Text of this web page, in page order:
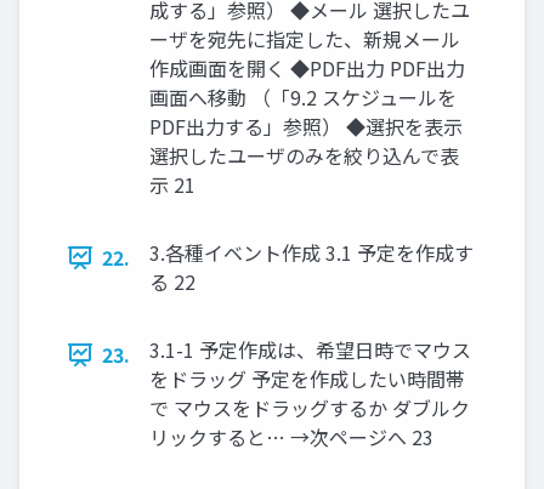
成する」参照） ◆メール 選択したユ
ーザを宛先に指定した、新規メール
作成画面を開く ◆PDF出力 PDF出力
画面へ移動 （「9.2 スケジュールを
PDF出力する」参照） ◆選択を表示
選択したユーザのみを絞り込んで表
示 21
22.
3.各種イベント作成 3.1 予定を作成す
る 22
23.
3.1-1 予定作成は、希望日時でマウス
をドラッグ 予定を作成したい時間帯
で マウスをドラッグするか ダブルク
リックすると… →次ページへ 23